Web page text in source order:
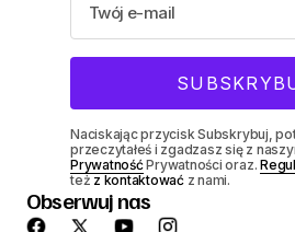
Naciskając przycisk Subskrybuj,
przeczytałeś i zgadzasz się z
PrywatnośćPrywatności oraz.
też z kontaktowaćz nami.
Obserwuj nas